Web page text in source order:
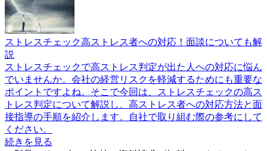
ストレスチェック高ストレス者への対応！面談についても解
説
ストレスチェックで高ストレス判定が出た人への対応に悩ん
でいませんか。会社の経営リスクを軽減するためにも重要な
ポイントですよね。そこで今回は、ストレスチェックの高ス
トレス判定について解説し、高ストレス者への対応方法と面
接指導の手順を紹介します。自社で取り組む際の参考にして
ください。
続きを見る